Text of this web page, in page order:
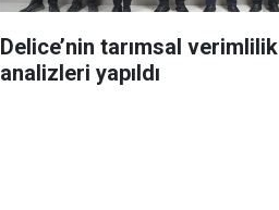
Delice’nin tarımsal verimlilik
analizleri yapıldı